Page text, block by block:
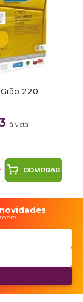
220
à vista
COMPRAR